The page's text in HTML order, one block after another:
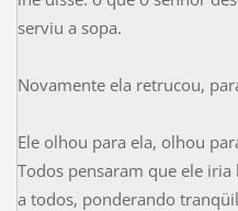
serviu a sopa.
Novamente ela retrucou,
Ele olhou para ela, olhou
Todos pensaram que ele
a todos, ponderando